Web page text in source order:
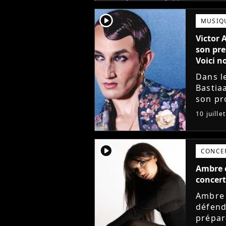
player2
Victor
son
Voici
Dans
son
avec
10
player2
Ambre